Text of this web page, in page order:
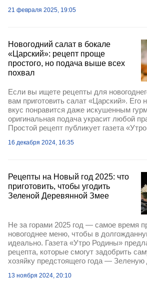
21 февраля 2025, 19:05
Новогодний салат в бокале
«Царский»: рецепт проще
простого, но подача выше всех
похвал
Если вы ищете рецепты для
вам приготовить салат «Царский». Его
вкус понравится даже искушенным
оригинальная подача украсит любой
Простой рецепт публикует газета
16 декабря 2024, 16:35
Рецепты на Новый год 2025: что
приготовить, чтобы угодить
Зеленой Деревянной Змее
Не за горами 2025 год — самое время
новогоднее меню, чтобы в
идеально. Газета «Утро Родины»
рецепта, которые смогут задобрить
хозяйку предстоящего года —
13 ноября 2024, 20:10